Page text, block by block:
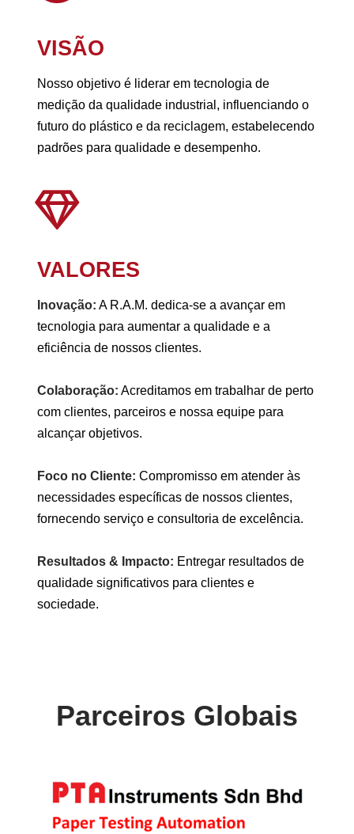
VISÃO
Nosso objetivo é liderar em tecnologia de
medição da qualidade industrial, influenciando o
futuro do plástico e da reciclagem, estabelecendo
padrões para qualidade e desempenho.
VALORES
Inovação: A R.A.M. dedica-se a avançar em
tecnologia para aumentar a qualidade e a
eficiência de nossos clientes.
Colaboração: Acreditamos em trabalhar de perto
com clientes, parceiros e nossa equipe para
alcançar objetivos.
Foco no Cliente: Compromisso em atender às
necessidades específicas de nossos clientes,
fornecendo serviço e consultoria de excelência.
Resultados & Impacto: Entregar resultados de
qualidade significativos para clientes e
sociedade.
Parceiros Globais